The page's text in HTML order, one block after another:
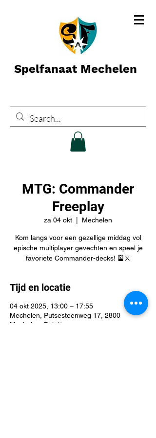
Spelfanaat Mechelen
MTG: Commander
Freeplay
za 04 okt Mechelen
Kom langs voor een gezellige middag vol
epische multiplayer gevechten en speel je
favoriete Commander-decks! 🎴⚔️
Tijd en locatie
04 okt 2025, 13:00 – 17:55
Mechelen, Putsesteenweg 17, 2800
Mechelen, België